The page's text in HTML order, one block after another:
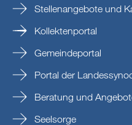
Stellenangebote und
Kollektenportal
Gemeindeportal
Portal der
Beratung und
Seelsorge